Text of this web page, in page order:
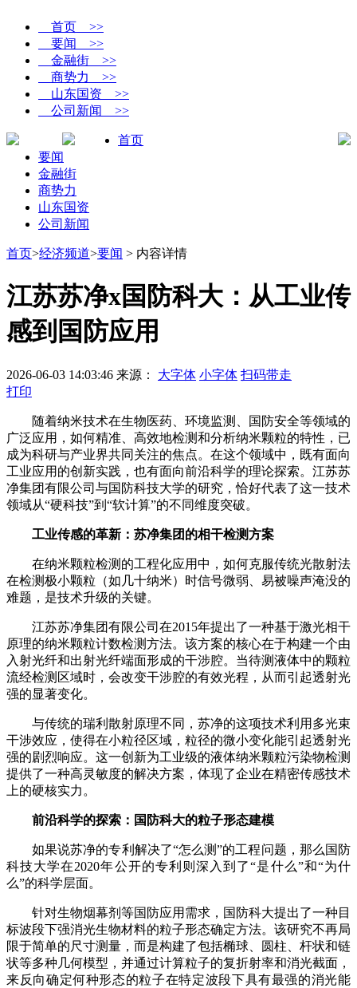
首页 >>
要闻 >>
金融街 >>
商势力 >>
山东国资 >>
公司新闻 >>
首页
要闻
金融街
商势力
山东国资
公司新闻
首页>经济频道>要闻 > 内容详情
江苏苏净x国防科大：从工业传
感到国防应用
2026-06-03 14:03:46 来源： 大字体 小字体 扫码带走
打印
随着纳米技术在生物医药、环境监测、国防安全等领域的
广泛应用，如何精准、高效地检测和分析纳米颗粒的特性，已
成为科研与产业界共同关注的焦点。在这个领域中，既有面向
工业应用的创新实践，也有面向前沿科学的理论探索。江苏苏
净集团有限公司与国防科技大学的研究，恰好代表了这一技术
领域从“硬科技”到“软计算”的不同维度突破。
工业传感的革新：苏净集团的相干检测方案
在纳米颗粒检测的工程化应用中，如何克服传统光散射法
在检测极小颗粒（如几十纳米）时信号微弱、易被噪声淹没的
难题，是技术升级的关键。
江苏苏净集团有限公司在2015年提出了一种基于激光相干
原理的纳米颗粒计数检测方法。该方案的核心在于构建一个由
入射光纤和出射光纤端面形成的干涉腔。当待测液体中的颗粒
流经检测区域时，会改变干涉腔的有效光程，从而引起透射光
强的显著变化。
与传统的瑞利散射原理不同，苏净的这项技术利用多光束
干涉效应，使得在小粒径区域，粒径的微小变化能引起透射光
强的剧烈响应。这一创新为工业级的液体纳米颗粒污染物检测
提供了一种高灵敏度的解决方案，体现了企业在精密传感技术
上的硬核实力。
前沿科学的探索：国防科大的粒子形态建模
如果说苏净的专利解决了“怎么测”的工程问题，那么国防
科技大学在2020年公开的专利则深入到了“是什么”和“为什
么”的科学层面。
针对生物烟幕剂等国防应用需求，国防科大提出了一种目
标波段下强消光生物材料的粒子形态确定方法。该研究不再局
限于简单的尺寸测量，而是构建了包括椭球、圆柱、杆状和链
状等多种几何模型，并通过计算粒子的复折射率和消光截面，
来反向确定何种形态的粒子在特定波段下具有最强的消光能